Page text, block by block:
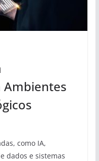
Ambientes
como IA,
dados e sistemas